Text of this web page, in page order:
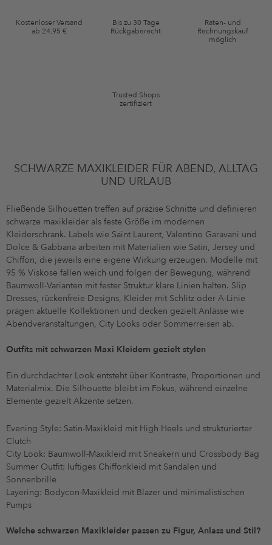
Gutscheinkonditionen
*Gutschein ab Anmeldung 60 Tage einmalig anwendbar. Nicht gültig auf
Kostenloser Versand
ab 24,95 €
Bis zu 30 Tage
Rückgaberecht
Raten- und
Rechnungskauf
möglich
Trusted Shops
zertifiziert
SCHWARZE MAXIKLEIDER FÜR ABEND, ALLTAG
UND URLAUB
Fließende Silhouetten treffen auf präzise Schnitte und definieren
schwarze maxikleider als feste Größe im modernen
Kleiderschrank. Labels wie Saint Laurent, Valentino Garavani und
Dolce & Gabbana arbeiten mit Materialien wie Satin, Jersey und
Chiffon, die jeweils eine eigene Wirkung erzeugen. Modelle mit
95 % Viskose fallen weich und folgen der Bewegung, während
Baumwoll-Varianten mit fester Struktur klare Linien halten. Slip
Dresses, rückenfreie Designs, Kleider mit Schlitz oder A-Linie
prägen aktuelle Kollektionen und decken gezielt Anlässe wie
Abendveranstaltungen, City Looks oder Sommerreisen ab.
Outfits mit schwarzen Maxi Kleidern gezielt stylen
Ein durchdachter Look entsteht über Kontraste, Proportionen und
Materialmix. Die Silhouette bleibt im Fokus, während einzelne
Elemente gezielt Akzente setzen.
Evening Style: Satin-Maxikleid mit High Heels und strukturierter
Clutch
City Look: Baumwoll-Maxikleid mit Sneakern und Crossbody Bag
Summer Outfit: luftiges Chiffonkleid mit Sandalen und
Sonnenbrille
Layering: Bodycon-Maxikleid mit Blazer und minimalistischen
Pumps
Welche schwarzen Maxikleider passen zu Figur, Anlass und Stil?